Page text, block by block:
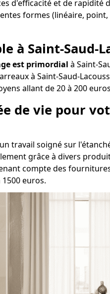
d'efficacité et de
formes (linéaire,
à Saint-Saud-
est primordial à Saint-
à Saint-Saud-
allant de 20 à 200
de vie pour
travail soigné sur
grâce à divers
compte des
euros.